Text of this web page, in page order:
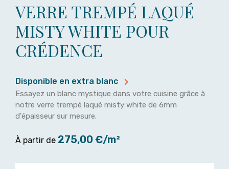
VERRE TREMPÉ LAQUÉ
MISTY WHITE POUR
CRÉDENCE
Disponible en extra blanc 
Essayez un blanc mystique dans votre cuisine grâce à
notre verre trempé laqué misty white de 6mm
d'épaisseur sur mesure.
À partir de 275,00 €/m²